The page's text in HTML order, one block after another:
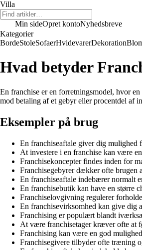
Villa
Min sideOpret kontoNyhedsbreve
Kategorier
BordeStoleSofaerHvidevarerDekoration
Hvad betyder
En franchise er en forretningsmodel, hvor
mod betaling af et gebyr eller procentdel af
Eksempler på brug
En franchiseaftale giver dig mulighed
At investere i en franchise kan være
Franchisekoncepter findes inden for
Franchisegebyrer dækker ofte brugen
En franchiseaftale indebærer normalt
En franchisebutik kan have en større
Franchiselovgivning regulerer
En franchisevirksomhed kan give dig
Franchising er populært blandt
At være franchisetager kræver ofte at
Franchising kan være en god
Franchisegivere tilbyder ofte træning